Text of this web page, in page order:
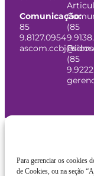
Para gerenciar os cookies
de Cookies, ou na seção
Comunicação:
85
9.8127.0954
(85
(85